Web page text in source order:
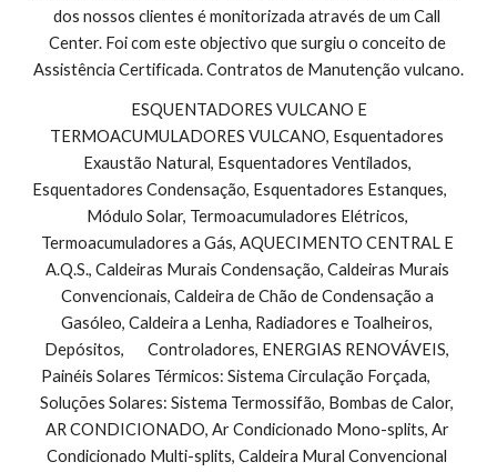
dos nossos clientes é monitorizada através de um Call
Center. Foi com este objectivo que surgiu o conceito de
Assistência Certificada. Contratos de Manutenção vulcano.
TERMOACUMULADORES VULCANO, Esquentadores
Exaustão Natural, Esquentadores Ventilados,
Esquentadores Condensação, Esquentadores Estanques,
Módulo Solar, Termoacumuladores Elétricos,
Termoacumuladores a Gás, AQUECIMENTO CENTRAL E
A.Q.S., Caldeiras Murais Condensação, Caldeiras Murais
Convencionais, Caldeira de Chão de Condensação a
Gasóleo, Caldeira a Lenha, Radiadores e Toalheiros,
Depósitos,       Controladores, ENERGIAS RENOVÁVEIS,
Painéis Solares Térmicos: Sistema Circulação Forçada,
Soluções Solares: Sistema Termossifão, Bombas de Calor,
AR CONDICIONADO, Ar Condicionado Mono-splits, Ar
Condicionado Multi-splits, Caldeira Mural Convencional